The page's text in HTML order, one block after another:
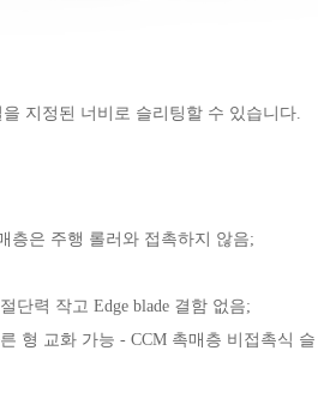
지정된 너비로 슬리팅할 수 있습니다.
층은 주행 롤러와 접촉하지 않음;
단력 작고 Edge blade 결함 없음;
형 교화 가능 - CCM 촉매층 비접촉식 슬